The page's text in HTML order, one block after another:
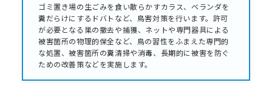
ゴミ置き場の生ごみを食い散らかすカラス、ベランダを
糞だらけにするドバトなど、鳥害対策を行います。許可
が必要となる巣の撤去や捕獲、ネットや専門器具による
被害箇所の物理的保全など、鳥の習性をふまえた専門的
な処置、被害箇所の糞清掃や消毒、長期的に被害を防ぐ
ための改善策などを実施します。